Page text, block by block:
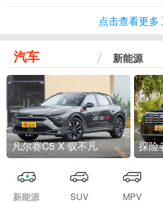
点击查看更多
汽车 新能源
凡尔赛C5 X 驭不凡 探险
新能源 SUV MPV